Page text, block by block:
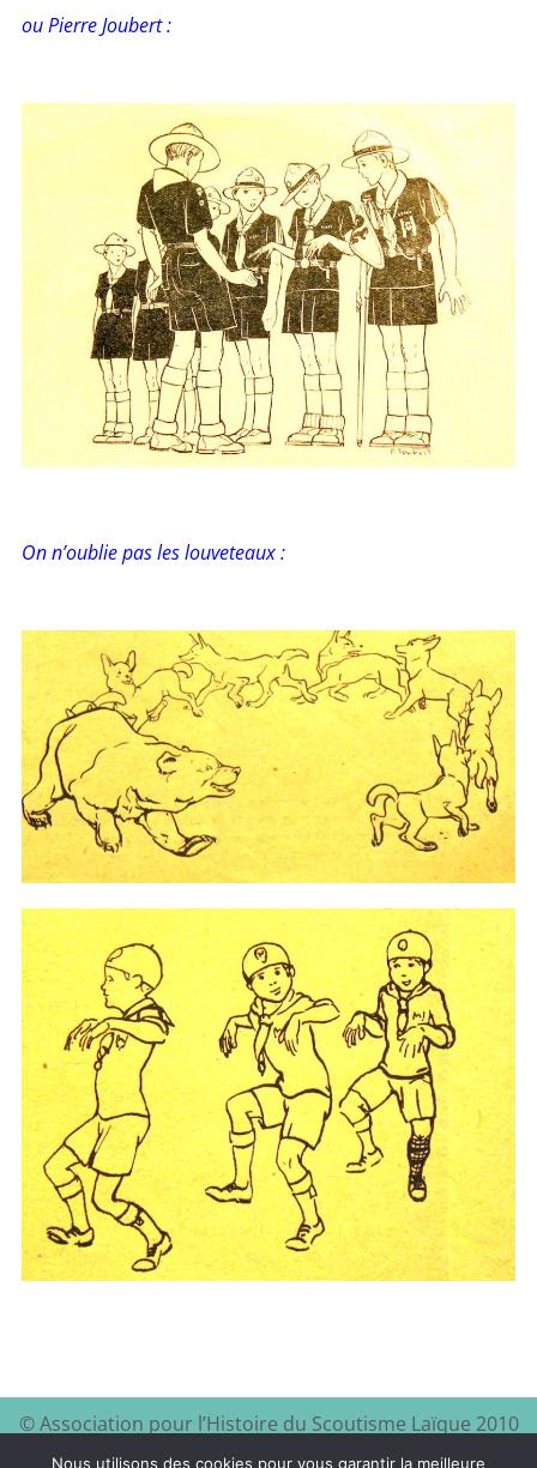
ou Pierre Joubert :
On n’oublie pas les louveteaux :
© Association pour l’Histoire du Scoutisme Laïque 2010
– 2024 – Site à visiter :EEDF–Mentions légales et
Nous utilisons des cookies pour vous garantir la meilleure